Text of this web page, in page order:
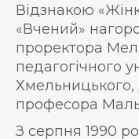
Відзнакою
«Вчений»
проректора
педагогічного
Хмельницького,
професора
З серпня 1990